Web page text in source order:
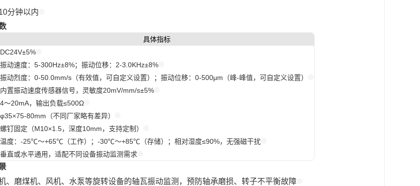
分钟以内
具体指标
DC24V±5%
振动速度：5-300Hz±8%；振动位移：2-3.0KHz±8%
振动烈度：0-50.0mm/s（有效值，可自定义设置）；振动位移：0-500μm（峰-峰值，可自定义设置）
内置振动速度传感器信号，灵敏度20mV/mm/s±5%
4～20mA，输出负载≤500Ω
φ35×75-80mm（不同厂家略有差异）
螺钉固定（M10×1.5，深度10mm，支持定制）
温度：-25℃～+65℃（工作）；-30℃～+85℃（存储）；相对湿度≤90%，无强磁干扰
垂直或水平通用，适配不同设备振动监测需求
、磨煤机、风机、水泵等旋转设备的轴瓦振动监测，预防轴承磨损、转子不平衡故障